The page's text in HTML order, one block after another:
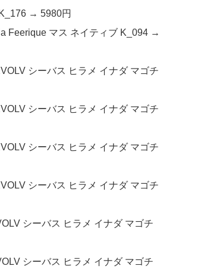
→ 5980円
Feerique マス ネイティブ K_094 →
シーバス ヒラメ イナダ マゴチ
シーバス ヒラメ イナダ マゴチ
シーバス ヒラメ イナダ マゴチ
シーバス ヒラメ イナダ マゴチ
シーバス ヒラメ イナダ マゴチ
シーバス ヒラメ イナダ マゴチ